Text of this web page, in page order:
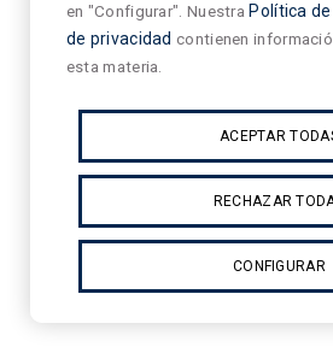
en "Configurar". Nuestra Política
de privacidad contienen
esta materia.
ACEPTAR
RECHAZAR
CONFIGURAR